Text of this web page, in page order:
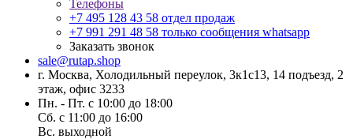
Телефоны
+7 495 128 43 58 отдел продаж
+7 991 291 48 58 только сообщения whatsapp
Заказать звонок
sale@rutap.shop
г. Москва, Холодильный переулок, 3к1с13, 14 подъезд, 2
этаж, офис 3233
Пн. - Пт. с 10:00 до 18:00
Сб. с 11:00 до 16:00
Вс. выходной